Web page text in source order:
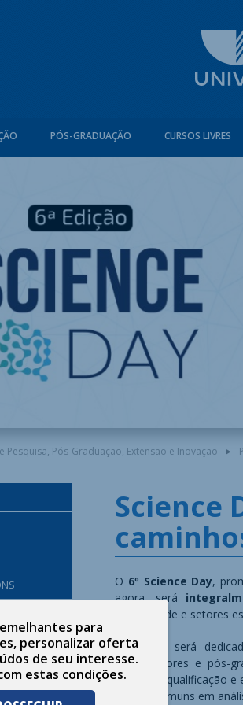
PÓS-GRADUAÇÃO CURSOS LIVRES
Pesquisa, Pós-Graduação, Extensão e Inovação
Science
O 6º Science Day,
agora, será
comunidade e setores
A manhã será
pesquisadores e pós-
inovação: qualificação
e erros comuns em
para
personalizar oferta
de seu interesse.
estas condições.